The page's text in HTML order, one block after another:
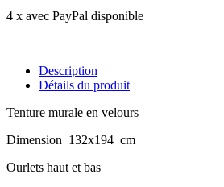
4 x avec PayPal disponible
Description
Détails du produit
Tenture murale en velours
Dimension 132x194 cm
Ourlets haut et bas